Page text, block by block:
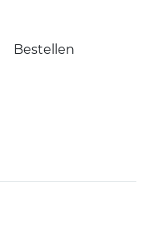
Bestellen